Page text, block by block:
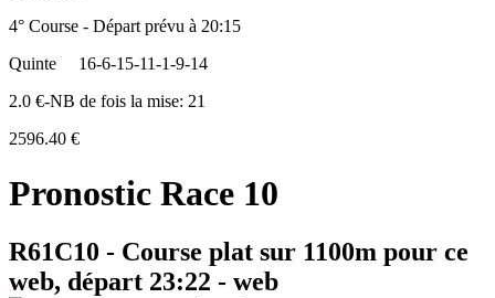
4° Course - Départ prévu à 20:15
Quinte
16-6-15-11-1-9-14
2.0 €-NB de fois la mise: 21
2596.40 €
Pronostic Race 10
R61C10 - Course plat sur 1100m pour ce
web, départ 23:22 - web